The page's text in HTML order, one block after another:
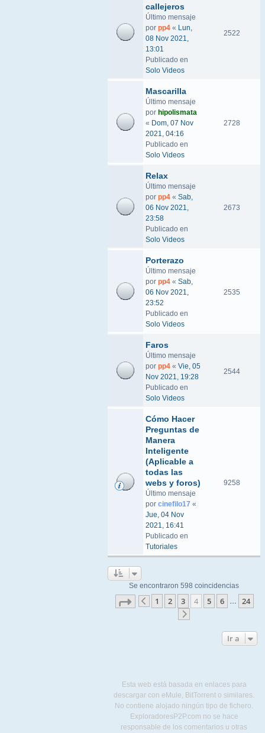
callejeros
Último mensaje
por pp4 « Lun,
08 Nov 2021,
13:01
Publicado en
Solo Videos
2522
Mascarilla
Último mensaje
por hipolismata
« Dom, 07 Nov
2021, 04:16
Publicado en
Solo Videos
2728
Relax
Último mensaje
por pp4 « Sab,
06 Nov 2021,
23:58
Publicado en
Solo Videos
2673
Porterazo
Último mensaje
por pp4 « Sab,
06 Nov 2021,
23:52
Publicado en
Solo Videos
2535
Faros
Último mensaje
por pp4 « Vie, 05
Nov 2021, 19:28
Publicado en
Solo Videos
2544
Cómo Hacer
Preguntas de
Manera
Inteligente
(Aplicable a
todas las
webs y foros)
Último mensaje
por cinefilo17 «
Jue, 04 Nov
2021, 16:41
Publicado en
Tutoriales
9258
Se encontraron 598 coincidencias
Página de 24
Anterior
1 2 3 4 5 6 …
24
Ir a
Esta web está basada en enlaces para
descargar con eMule, BitTorrent o similares.
No contiene alojado ningún tipo de fichero.
ExploradoresP2P.com no se hace
responsable de los comentarios u otras